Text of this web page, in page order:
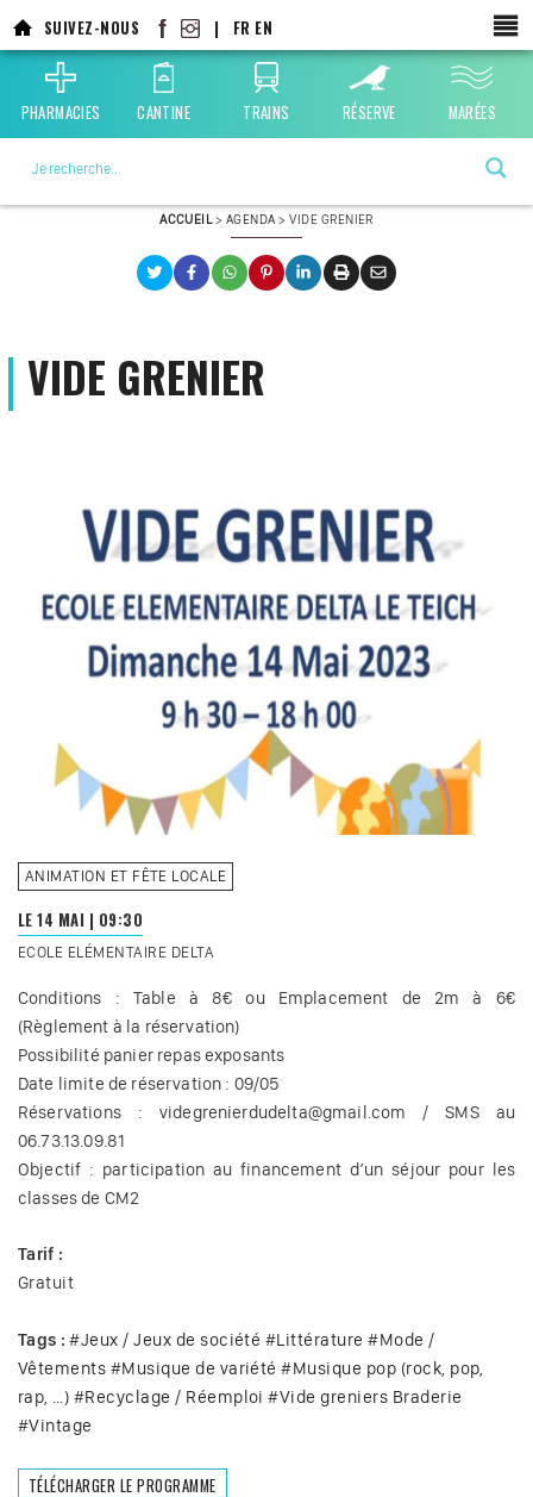
au
contenu
principal
SUIVEZ-NOUS | FR EN
PHARMACIES CANTINE TRAINS RÉSERVE MARÉES
ACCUEIL> AGENDA >VIDE GRENIER
VIDE GRENIER
ANIMATION ET FÊTE LOCALE
LE 14 MAI | 09:30
ECOLE ELÉMENTAIRE DELTA
Conditions : Table à 8€ ou Emplacement de 2m à 6€
(Règlement à la réservation)
Possibilité panier repas exposants
Date limite de réservation : 09/05
Réservations : videgrenierdudelta@gmail.com / SMS au
06.73.13.09.81
Objectif : participation au financement d’un séjour pour les
classes de CM2
Tarif :
Gratuit
Tags : #Jeux / Jeux de société #Littérature #Mode /
Vêtements #Musique de variété #Musique pop (rock, pop,
rap, …) #Recyclage / Réemploi #Vide greniers Braderie
#Vintage
TÉLÉCHARGER LE PROGRAMME